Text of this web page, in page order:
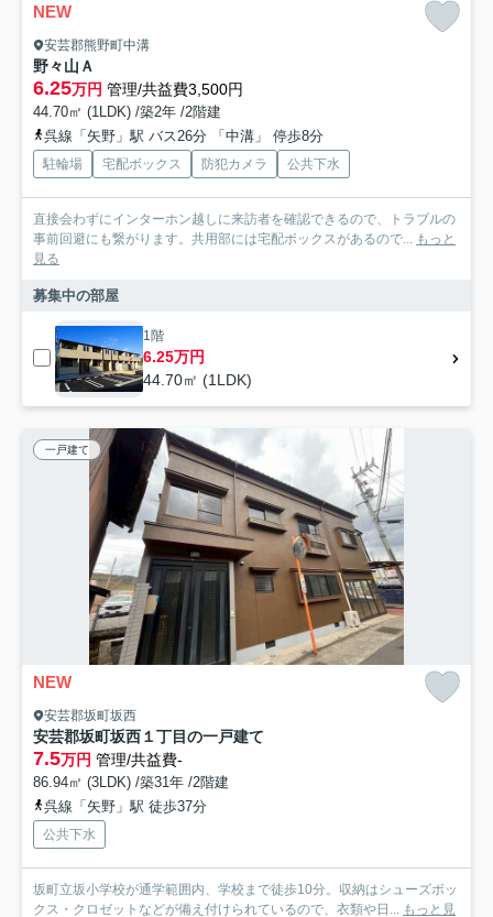
NEW
安芸郡熊野町中溝
野々山Ａ
6.25万円 管理/共益費3,500円
44.70㎡ (1LDK) /築2年 /2階建
呉線「矢野」駅 バス26分 「中溝」 停歩8分
駐輪場 宅配ボックス 防犯カメラ 公共下水
直接会わずにインターホン越しに来訪者を確認できるので、トラブルの
事前回避にも繋がります。共用部には宅配ボックスがあるので... もっと
見る
募集中の部屋
1階
6.25万円
44.70㎡ (1LDK)
一戸建て
NEW
安芸郡坂町坂西
安芸郡坂町坂西１丁目の一戸建て
7.5万円 管理/共益費-
86.94㎡ (3LDK) /築31年 /2階建
呉線「矢野」駅 徒歩37分
公共下水
坂町立坂小学校が通学範囲内、学校まで徒歩10分。収納はシューズボッ
クス・クロゼットなどが備え付けられているので、衣類や日... もっと見